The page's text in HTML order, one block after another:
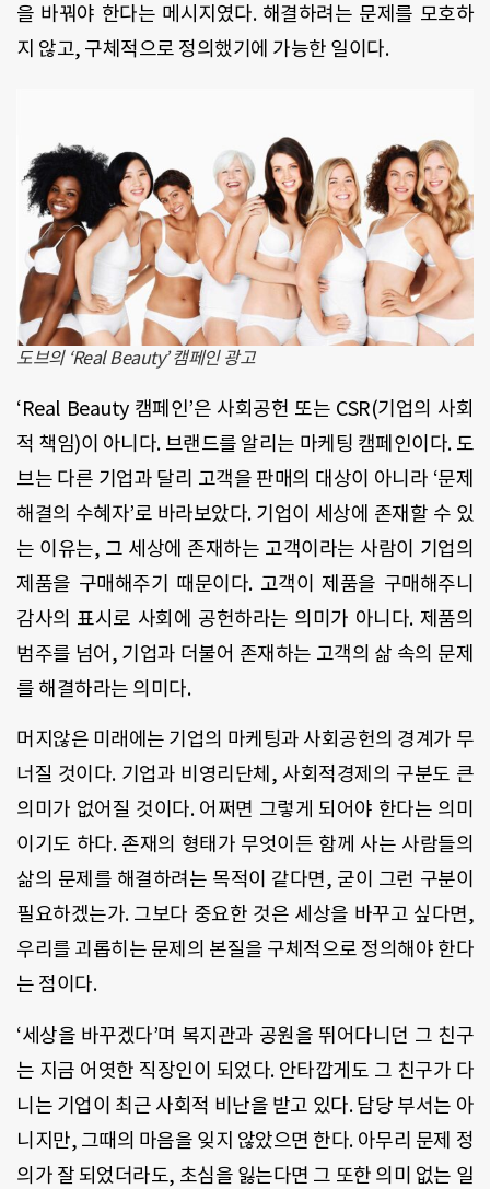
을 바꿔야 한다는 메시지였다. 해결하려는 문제를 모호하
지 않고, 구체적으로 정의했기에 가능한 일이다.
도브의 ‘Real Beauty’ 캠페인 광고
‘Real Beauty 캠페인’은 사회공헌 또는 CSR(기업의 사회
적 책임)이 아니다. 브랜드를 알리는 마케팅 캠페인이다. 도
브는 다른 기업과 달리 고객을 판매의 대상이 아니라 ‘문제
해결의 수혜자’로 바라보았다. 기업이 세상에 존재할 수 있
는 이유는, 그 세상에 존재하는 고객이라는 사람이 기업의
제품을 구매해주기 때문이다. 고객이 제품을 구매해주니
감사의 표시로 사회에 공헌하라는 의미가 아니다. 제품의
범주를 넘어 , 기업과 더불어 존재하는 고객의 삶 속의 문제
를 해결하라는 의미다.
머지않은 미래에는 기업의 마케팅과 사회공헌의 경계가 무
너질 것이다. 기업과 비영리단체 , 사회적경제의 구분도 큰
의미가 없어질 것이다. 어쩌면 그렇게 되어야 한다는 의미
이기도 하다. 존재의 형태가 무엇이든 함께 사는 사람들의
삶의 문제를 해결하려는 목적이 같다면, 굳이 그런 구분이
필요하겠는가. 그보다 중요한 것은 세상을 바꾸고 싶다면,
우리를 괴롭히는 문제의 본질을 구체적으로 정의해야 한다
는 점이다.
‘세상을 바꾸겠다’며 복지관과 공원을 뛰어다니던 그 친구
는 지금 어엿한 직장인이 되었다. 안타깝게도 그 친구가 다
니는 기업이 최근 사회적 비난을 받고 있다.담당 부서는 아
니지만, 그때의 마음을 잊지 않았으면 한다. 아무리 문제 정
의가 잘 되었더라도, 초심을 잃는다면 그 또한 의미 없는 일